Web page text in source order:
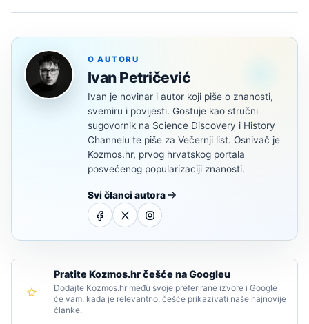
O AUTORU
Ivan Petričević
Ivan je novinar i autor koji piše o znanosti,
svemiru i povijesti. Gostuje kao stručni
sugovornik na Science Discovery i History
Channelu te piše za Večernji list. Osnivač je
Kozmos.hr, prvog hrvatskog portala
posvećenog popularizaciji znanosti.
Svi članci autora
Pratite Kozmos.hr češće na Googleu
Dodajte Kozmos.hr među svoje preferirane izvore i Google
će vam, kada je relevantno, češće prikazivati naše najnovije
članke.